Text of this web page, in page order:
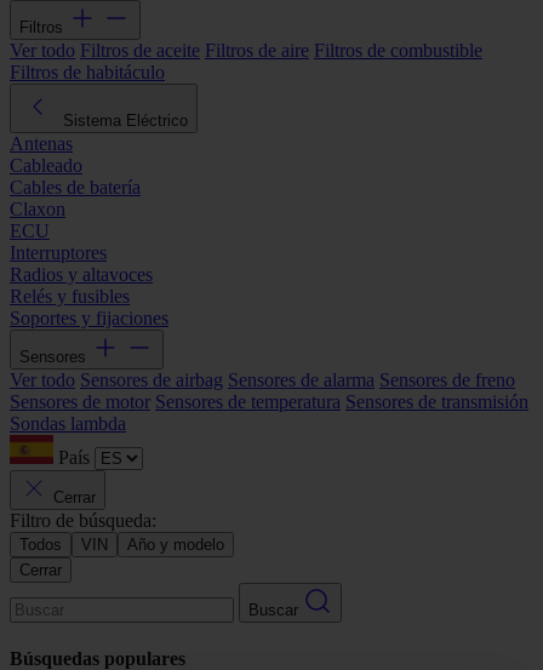
Filtros
Ver todo Filtros de aceite Filtros de aire Filtros de combustible
Filtros de habitáculo
Sistema Eléctrico
Antenas
Cableado
Cables de batería
Claxon
ECU
Interruptores
Radios y altavoces
Relés y fusibles
Soportes y fijaciones
Sensores
Ver todo Sensores de airbag Sensores de alarma Sensores de freno
Sensores de motor Sensores de temperatura Sensores de transmisión
Sondas lambda
País
Cerrar
Filtro de búsqueda:
Todos VIN
Año y modelo
Cerrar
Buscar
Búsquedas populares